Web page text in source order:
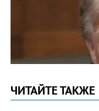
ЧИТАЙТЕ ТАКЖЕ